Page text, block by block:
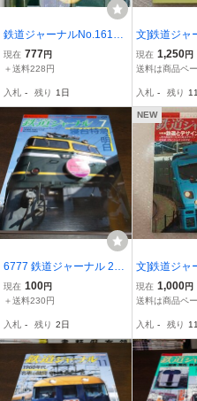
鉄道ジャーナルNo.161特
集 夜行列車の現状と将来
1980.7月号【z266848】
現在 777円
＋送料228円
入札 - 残り 1日
文]鉄道ジャ
6 1991年6
イヤ改正と
線やまびこ/
7000系
現在 1,250円
送料は商品ペ
入札 - 残り
6777 鉄道ジャーナル 200
2年7月号 特集 寝台特急の
明日/ トワイライトエクス
現在 100円
＋送料230円
入札 - 残り 2日
NEW
文]鉄道ジャ
9 1995年1
デザインの
ばめ＞/
ト＞
現在 1,000円
送料は商品ペ
入札 - 残り